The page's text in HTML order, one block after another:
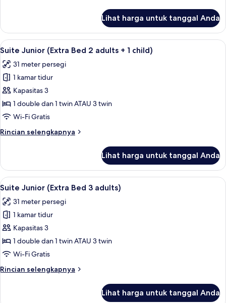
Suite
Junior
Lihat harga untuk tanggal Anda
Lihat
semua
foto
untuk
Suite
Junior
(Extra
2
child)
Minibar, brankas, meja kerja, dan
7
Suite Junior (Extra Bed 2 adults + 1 child)
31 meter persegi
1 kamar tidur
Kapasitas 3
1 double dan 1 twin ATAU 3 twin
Wi-Fi Gratis
Rincian selengkapnya
Rincian
Suite
Junior
(Extra
2
adults
child)
Lihat harga untuk tanggal Anda
Lihat
semua
foto
untuk
Suite
Junior
(Extra
3
Minibar, brankas, meja kerja, dan
7
Suite Junior (Extra Bed 3 adults)
31 meter persegi
1 kamar tidur
Kapasitas 3
1 double dan 1 twin ATAU 3 twin
Wi-Fi Gratis
Rincian selengkapnya
Rincian
Lihat harga untuk tanggal Anda